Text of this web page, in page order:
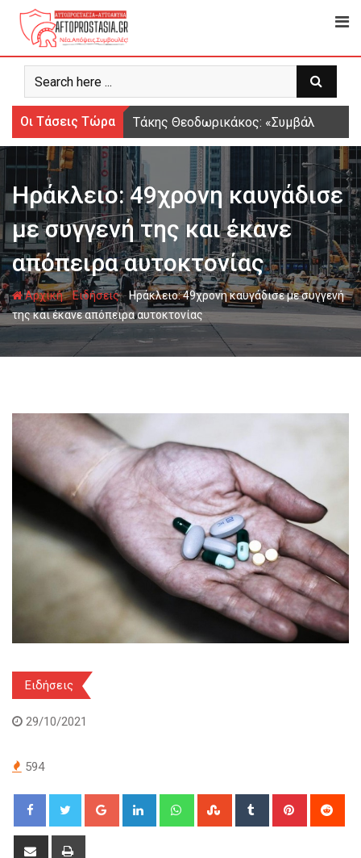
Ψάχνω
για...
Οι Τάσεις Τώρα Τάκης Θεοδωρικάκος: «Συμβάλλουμε
Ηράκλειο: 49χρονη καυγάδισε
με συγγενή της και έκανε
απόπειρα αυτοκτονίας
Αρχική-Ειδήσεις- Ηράκλειο: 49χρονη καυγάδισε με συγγενή
της και έκανε απόπειρα αυτοκτονίας
Ειδήσεις
29/10/2021
594
Google+ LinkedIn WhatsappStumbleUpon
Tumblr Pinterest
Share